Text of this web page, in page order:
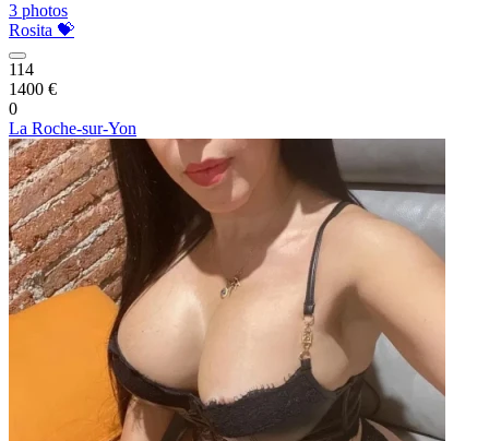
3 photos
Rosita 💝
114
1400 €
0
La Roche-sur-Yon